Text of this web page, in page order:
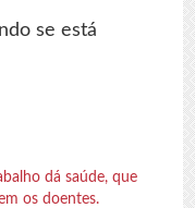
se está
dá saúde, que
os doentes.